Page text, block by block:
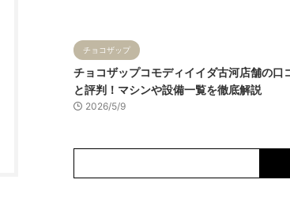
チョコザップ
チョコザップコモディイイダ古河店舗の口
と評判！マシンや設備一覧を徹底解説
2026/5/9